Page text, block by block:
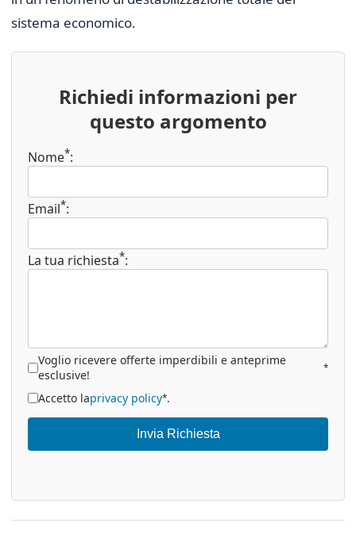
sistema economico.
Richiedi informazioni per
questo argomento
Nome*:
Email*:
La tua richiesta*:
Voglio ricevere offerte imperdibili e anteprime
esclusive!
*
Accetto laprivacy policy*.
Invia Richiesta